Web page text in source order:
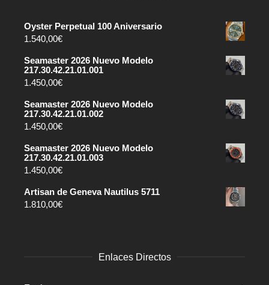
Oyster Perpetual 100 Aniversario
1.540,00€
Seamaster 2026 Nuevo Modelo
217.30.42.21.01.001
1.450,00€
Seamaster 2026 Nuevo Modelo
217.30.42.21.01.002
1.450,00€
Seamaster 2026 Nuevo Modelo
217.30.42.21.01.003
1.450,00€
Artisan de Geneva Nautilus 5711
1.810,00€
Enlaces Directos